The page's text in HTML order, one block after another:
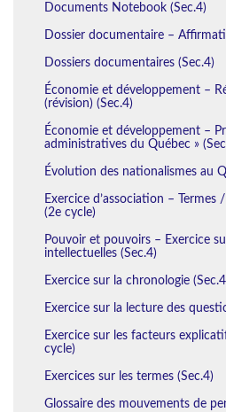
Documents Notebook (Sec.4)
Dossier documentaire –
Dossiers documentaires (Sec.4)
Économie et développement –
(révision) (Sec.4)
Économie et développement –
administratives du Québec »
Évolution des nationalismes au
Exercice d’association –
(2e cycle)
Pouvoir et pouvoirs – Exercice
intellectuelles (Sec.4)
Exercice sur la chronologie
Exercice sur la lecture des
Exercice sur les facteurs
cycle)
Exercices sur les termes (Sec.4)
Glossaire des mouvements de